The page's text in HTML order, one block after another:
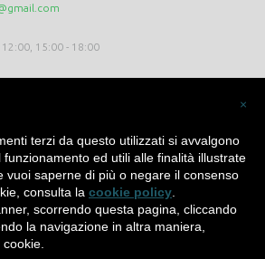
15:00 - 18:00
Tutti i diritti riservati. -Privacy Policy-Cookie Policy
Made with bySìServices
×
terzi da questo utilizzati si avvalgono
ed utili alle finalità illustrate
vuoi saperne di più o negare il consenso
consulta la cookie policy
scorrendo questa pagina, cliccando
la navigazione in altra maniera,